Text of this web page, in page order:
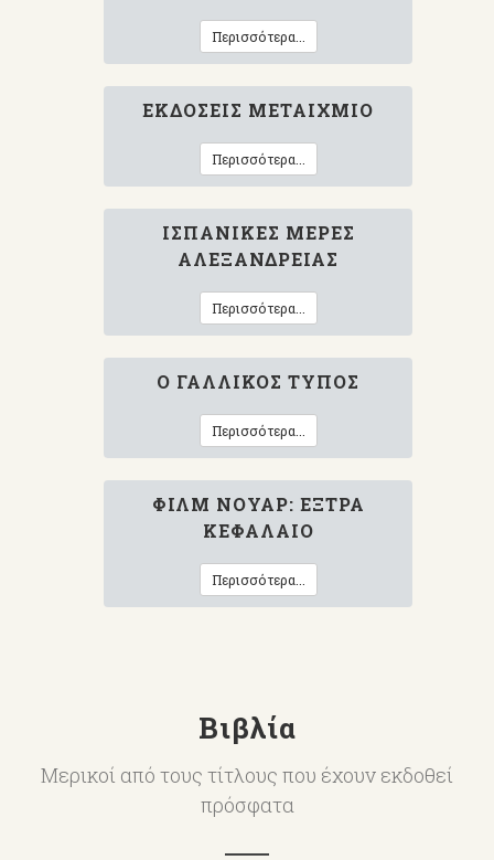
Περισσότερα...
ΕΚΔΌΣΕΙΣ ΜΕΤΑΊΧΜΙΟ
Περισσότερα...
ΙΣΠΑΝΙΚΈΣ ΜΈΡΕΣ
ΑΛΕΞΆΝΔΡΕΙΑΣ
Περισσότερα...
Ο ΓΑΛΛΙΚΌΣ ΤΎΠΟΣ
Περισσότερα...
ΦΙΛΜ ΝΟΥΆΡ: ΈΞΤΡΑ
ΚΕΦΆΛΑΙΟ
Περισσότερα...
Βιβλία
Μερικοί από τους τίτλους που έχουν εκδοθεί
πρόσφατα